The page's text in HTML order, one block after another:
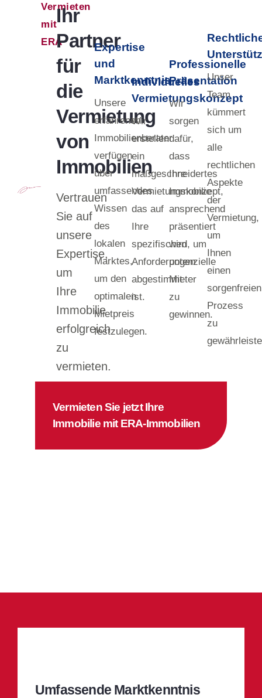
Vermieten
mit
ERA
Ihr
Partner
für
die
Vermietung
von
Immobilien
Vertrauen
Sie auf
unsere
Expertise,
um
Ihre
Immobilie
erfolgreich
zu
vermieten.
Expertise
und
Marktkenntnis
Unsere
erfahrenen
Immobilienberater
verfügen
über
umfassendes
Wissen
des
lokalen
Marktes,
um den
optimalen
Mietpreis
festzulegen.
Individuelles
Vermietungskonzept
Wir
erstellen
ein
maßgeschneidertes
Vermietungskonzept,
das auf
Ihre
spezifischen
Anforderungen
abgestimmt
ist.
Professionelle
Präsentation
Wir
sorgen
dafür,
dass
Ihre
Immobilie
ansprechend
präsentiert
wird, um
potenzielle
Mieter
zu
gewinnen.
Unser
Team
kümmert
sich um
alle
rechtlichen
Aspekte
der
Vermietung,
um
Ihnen
einen
sorgenfreien
Prozess
zu
Vermieten Sie jetzt Ihre
Immobilie mit ERA-Immobilien
Umfassende Marktkenntnis